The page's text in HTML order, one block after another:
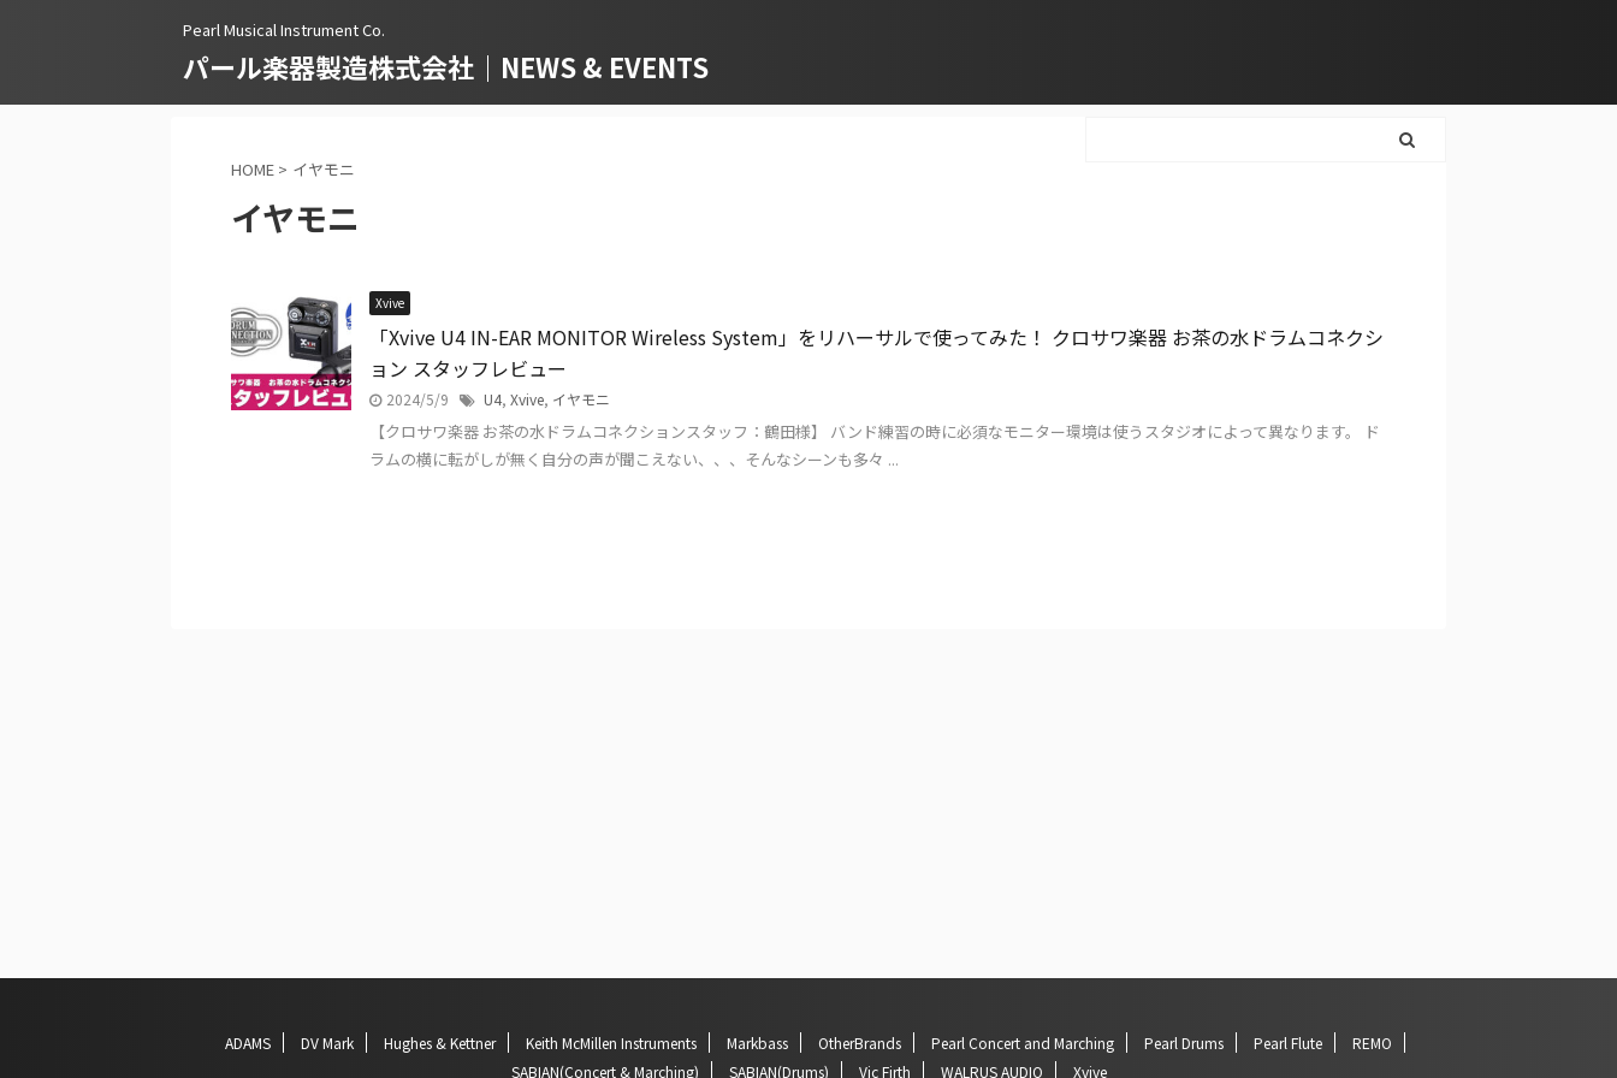
Pearl Musical Instrument Co.
パール楽器製造株式会社｜NEWS & EVENTS
HOME > イヤモニ
イヤモニ
Xvive
「Xvive U4 IN-EAR MONITOR Wireless System」をリハーサルで使ってみた！ クロサワ楽器 お茶の水ドラムコネクシ
ョン スタッフレビュー
2024/5/9 U4, Xvive, イヤモニ
【クロサワ楽器 お茶の水ドラムコネクションスタッフ：鶴田様】 バンド練習の時に必須なモニター環境は使うスタジオによって異なります。 ド
ラムの横に転がしが無く自分の声が聞こえない、、、そんなシーンも多々 ...
ADAMS DV Mark Hughes & Kettner Keith McMillen Instruments Markbass OtherBrands Pearl Concert and Marching Pearl Drums Pearl Flute
REMO
SABIAN(Concert & Marching)
SABIAN(Drums) Vic Firth WALRUS AUDIO Xvive